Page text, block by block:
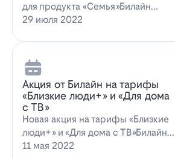
для продукта «Семья»Билайн
объявил о запуске новых возможн…
29 июля 2022
Акция от Билайн на тарифы
«Близкие люди+» и «Для дома
с ТВ»
Новая акция на тарифы «Близкие
люди+» и «Для дома с ТВ»Билайн
предлагает выг…
11 мая 2022